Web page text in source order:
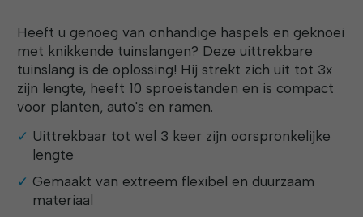
Heeft u genoeg van onhandige haspels en geknoei
met knikkende tuinslangen? Deze uittrekbare
tuinslang is de oplossing! Hij strekt zich uit tot 3x
zijn lengte, heeft 10 sproeistanden en is compact
voor planten, auto's en ramen.
Uittrekbaar tot wel 3 keer zijn oorspronkelijke
lengte
Gemaakt van extreem flexibel en duurzaam
materiaal